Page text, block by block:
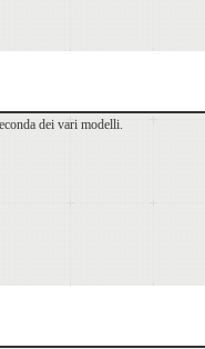
dei vari modelli.